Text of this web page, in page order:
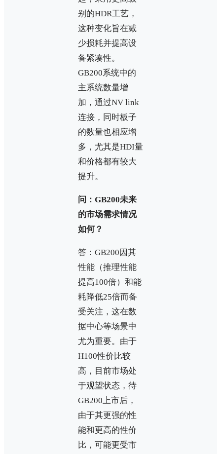
别的HDR工艺，
这种变化旨在减
少损耗并提高设
备紧凑性。
GB200系统中的
主系统数量增
加，通过NV link
连接，同时板子
的数量也相应增
多，尤其是HDI量
和价格都有较大
提升。
问：GB200未来
的市场需求情况
如何？
答：GB200因其
性能（推理性能
提高100倍）和能
耗降低25倍而备
受关注，这在数
据中心等场景中
尤为重要。由于
H100性价比较
高，目前市场处
于观望状态，待
GB200上市后，
由于其更强的性
能和更高的性价
比，可能更受市